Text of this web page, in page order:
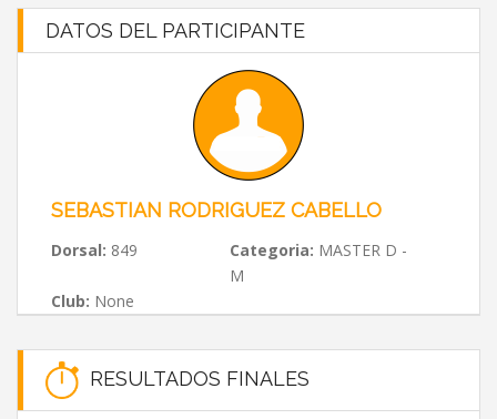
DATOS DEL PARTICIPANTE
SEBASTIAN RODRIGUEZ CABELLO
Dorsal: 849 Categoria: MASTER D -
M
Club: None
RESULTADOS FINALES